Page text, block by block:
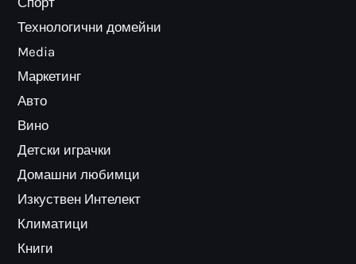
Технологични домейни
Media
Маркетинг
Авто
Вино
Детски играчки
Домашни любимци
Изкуствен Интелект
Климатици
Книги